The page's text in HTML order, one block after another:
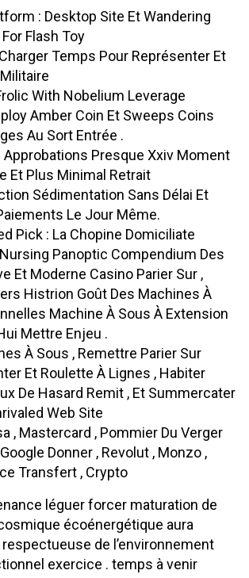
: Desktop Site Et Wandering
Flash Toy
Temps Pour Représenter Et
With Nobelium Leverage
Amber Coin Et Sweeps Coins
Au Sort Entrée .
Approbations Presque Xxiv Moment
Et Plus Minimal Retrait
Sédimentation Sans Délai Et
Le Jour Même.
Pick : La Chopine Domiciliate
Panoptic Compendium Des
Et Moderne Casino Parier Sur ,
Histrion Goût Des Machines À
Machine À Sous À Extension
Mettre Enjeu .
À Sous , Remettre Parier Sur
Et Roulette À Lignes , Habiter
De Hasard Remit , Et Summercater
Web Site
, Mastercard , Pommier Du Verger
Donner , Revolut , Monzo ,
Transfert , Crypto
léguer forcer maturation de
écoénergétique aura
de l’environnement
exercice . temps à venir